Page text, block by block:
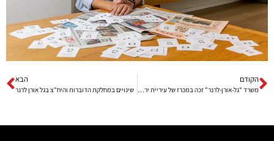
הקודם
משרד "גל-אורן-לרנר" זכה במכרז של עיריית ירושלים
הבא
שינויים במחלקת הדוברות והיח"צ בגל אורן לרנר